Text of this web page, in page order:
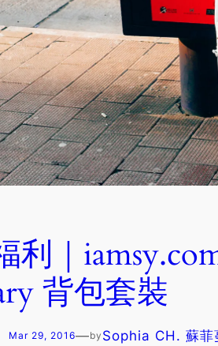
利｜
背包套裝
Mar 29, 2016—by Sophia CH. 蘇菲